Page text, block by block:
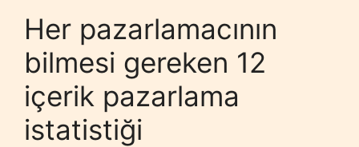
Her pazarlamacının
bilmesi gereken 12
içerik pazarlama
istatistiği